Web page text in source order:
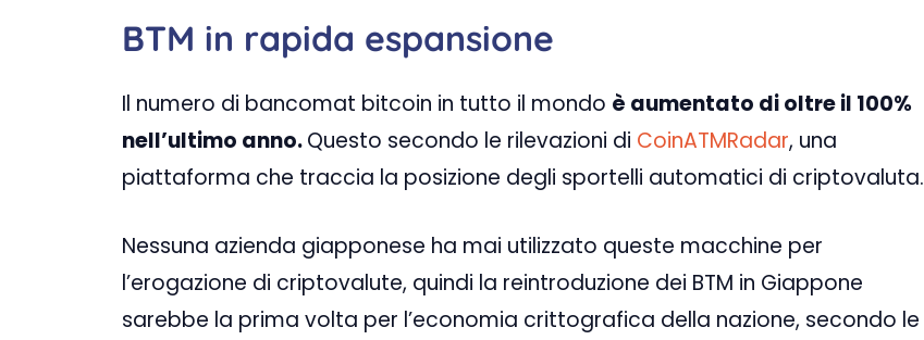
BTM in rapida espansione
Il numero di bancomat bitcoin in tutto il mondo è aumentato di oltre il 100%
nell’ultimo anno.Questo secondo le rilevazioni di CoinATMRadar, una
piattaforma che traccia la posizione degli sportelli automatici di criptovaluta.
Nessuna azienda giapponese ha mai utilizzato queste macchine per
l’erogazione di criptovalute, quindi la reintroduzione dei BTM in Giappone
sarebbe la prima volta per l’economia crittografica della nazione, secondo le